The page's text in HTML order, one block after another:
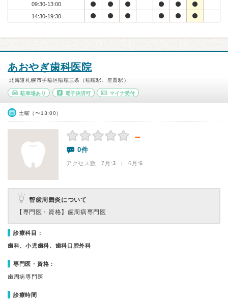
09:30-13:00
14:30-19:30
あおやぎ歯科医院
北海道札幌市手稲区稲穂三条（稲穂駅、星置駅）
駐車場あり 電子決済可 マイナ受付
土曜（〜13:00）
－
0件
アクセス数 7月:3 | 6月:6
智歯周囲炎について
【専門医・資格】 歯周病専門医
診療科目：
歯科、小児歯科、歯科口腔外科
専門医・資格：
歯周病専門医
診療時間